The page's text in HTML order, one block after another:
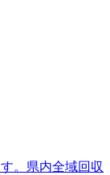
。県内全域回収